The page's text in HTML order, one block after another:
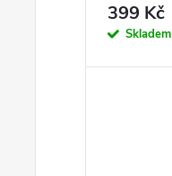
399 Kč
Skladem